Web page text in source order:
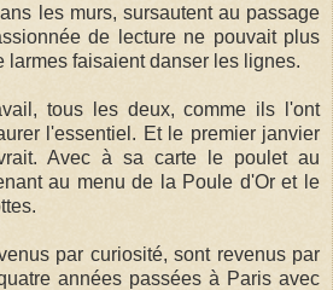
les murs, sursautent au passage
de lecture ne pouvait plus
larmes faisaient danser les lignes.
tous les deux, comme ils l'ont
l'essentiel. Et le premier janvier
Avec à sa carte le poulet au
au menu de la Poule d'Or et le
par curiosité, sont revenus par
années passées à Paris avec